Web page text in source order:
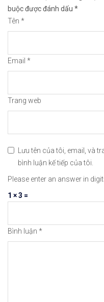
🔗https://
buộc được đánh dấu *
Tên *
Email *
Trang web
Lưu tên của tôi, email, và
bình luận kế tiếp của tôi.
Please enter an answer in
1 × 3 =
Bình luận *